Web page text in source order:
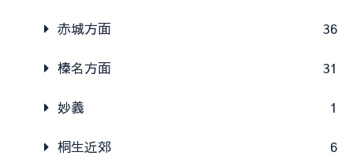
赤城方面 36
榛名方面 31
妙義 1
桐生近郊 6